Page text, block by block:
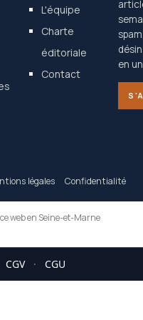
L'équipe
Charte
éditoriale
Contact
en
légales Confidentialité
web en Seine-et-Marne
CGV · CGU